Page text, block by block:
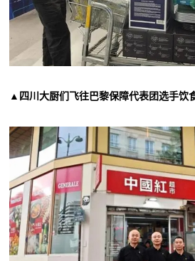
▲四川大厨们飞往巴黎保障代表团选手饮